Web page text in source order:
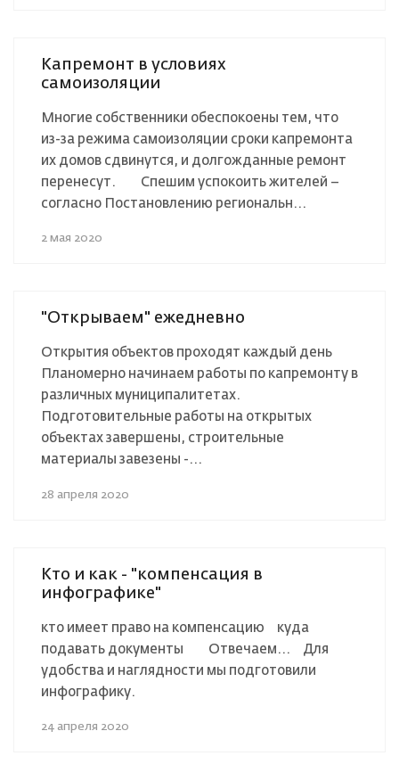
Капремонт в условиях
самоизоляции⠀
Многие собственники обеспокоены тем, что
из-за режима самоизоляции сроки капремонта
их домов сдвинутся, и долгожданные ремонт
перенесут.⠀ ⠀ Спешим успокоить жителей –
согласно Постановлению региональн...
2 мая 2020
"Открываем" ежедневно
Открытия объектов проходят каждый день⠀⠀
Планомерно начинаем работы по капремонту в
различных муниципалитетах.
Подготовительные работы на открытых
объектах завершены, строительные
материалы завезены -...
28 апреля 2020
Кто и как - "компенсация в
инфографике"
кто имеет право на компенсацию⠀ куда
подавать документы⠀ ⠀ Отвечаем...⠀ Для
удобства и наглядности мы подготовили
инфографику.
24 апреля 2020